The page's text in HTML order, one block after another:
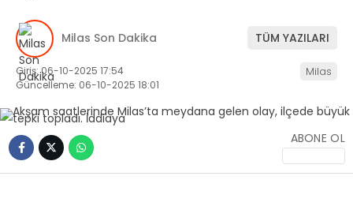
İhbar Hattı
İLETIŞIM
KÜNYE
Milas Son Dakika TÜM YAZILARI
Giriş: 06-10-2025 17:54
Güncelleme: 06-10-2025 18:01
Milas
ABONE OL